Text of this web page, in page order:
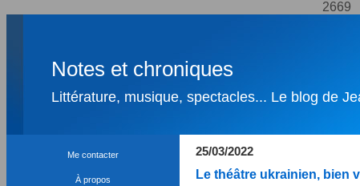
2669
Notes et chroniques
Littérature, musique, spectacles... Le blog de
Me contacter
À propos
25/03/2022
Le théâtre ukrainien, bien